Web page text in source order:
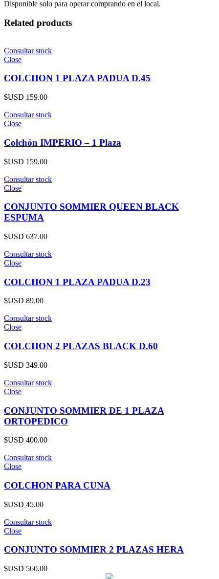
Disponible solo para operar comprando en el local.
Related products
Consultar stock
Close
COLCHON 1 PLAZA PADUA D.45
$USD 159.00
Consultar stock
Close
Colchón IMPERIO – 1 Plaza
$USD 159.00
Consultar stock
Close
CONJUNTO SOMMIER QUEEN BLACK
ESPUMA
$USD 637.00
Consultar stock
Close
COLCHON 1 PLAZA PADUA D.23
$USD 89.00
Consultar stock
Close
COLCHON 2 PLAZAS BLACK D.60
$USD 349.00
Consultar stock
Close
CONJUNTO SOMMIER DE 1 PLAZA
ORTOPEDICO
$USD 400.00
Consultar stock
Close
COLCHON PARA CUNA
$USD 45.00
Consultar stock
Close
CONJUNTO SOMMIER 2 PLAZAS HERA
$USD 560.00